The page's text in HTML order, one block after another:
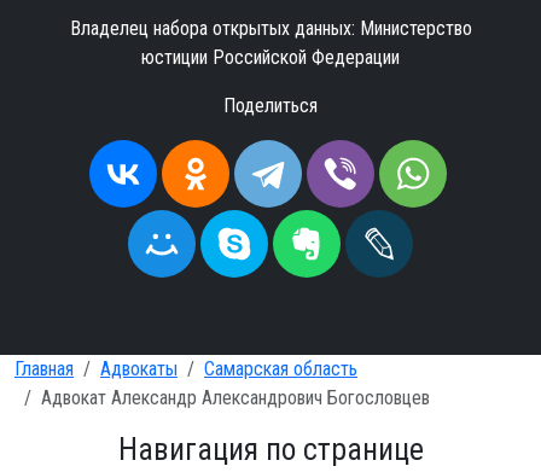
Владелец набора открытых данных: Министерство
юстиции Российской Федерации
Поделиться
Главная Адвокаты
Самарская область
Адвокат Александр Александрович Богословцев
Навигация по странице